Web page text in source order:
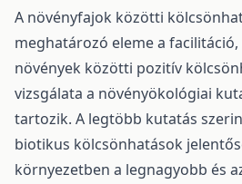
A növényfajok közötti
meghatározó eleme a
növények közötti pozitív
vizsgálata a növényökológiai
tartozik. A legtöbb kutatás
biotikus kölcsönhatások
környezetben a legnagyobb és